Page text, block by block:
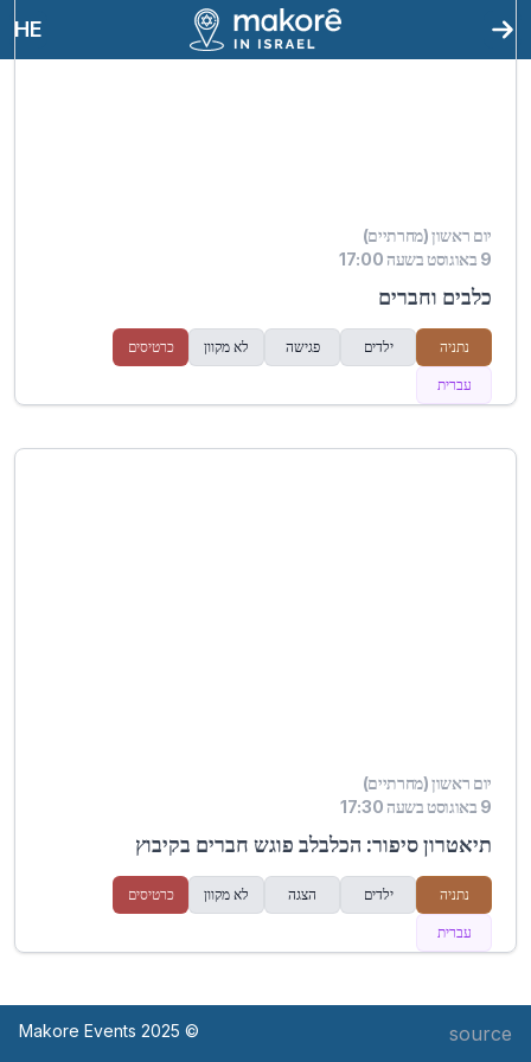
HE
יום ראשון (מחרתיים)
9 באוגוסט בשעה 17:00
כלבים וחברים
נתניה ילדים פגישה לא מקוון כרטיסים
עברית
יום ראשון (מחרתיים)
9 באוגוסט בשעה 17:30
תיאטרון סיפור: הכלבלב פוגש חברים בקיבוץ
נתניה ילדים הצגה לא מקוון כרטיסים
עברית
source
© Makore Events 2025